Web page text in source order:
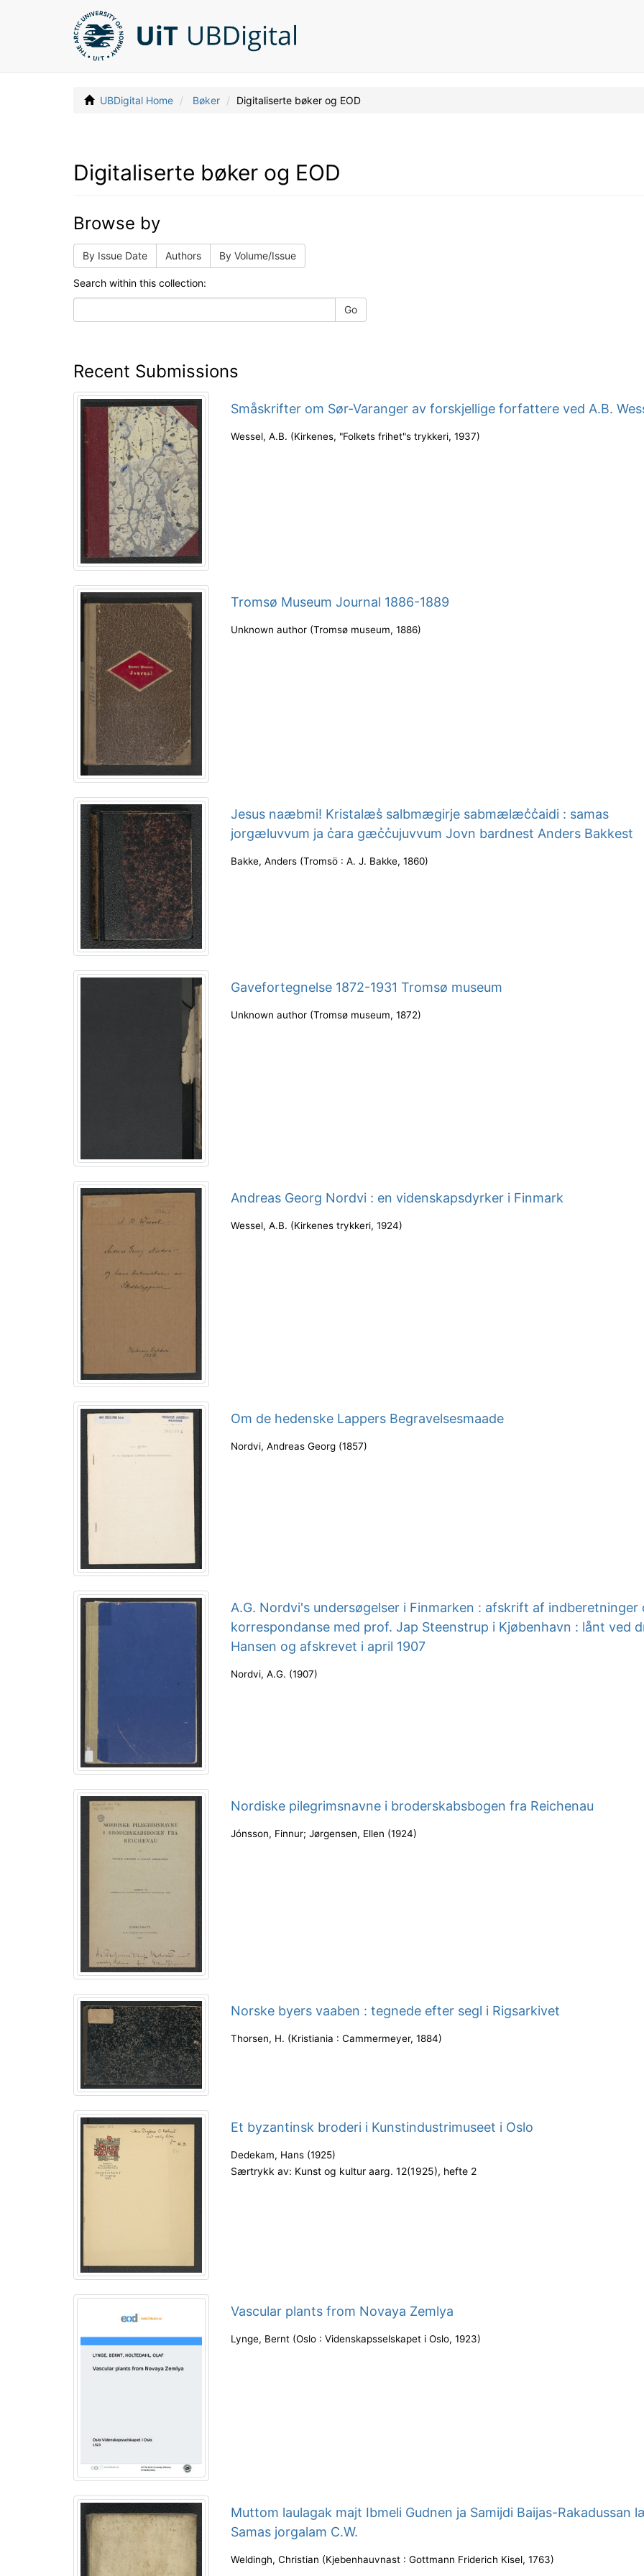
UBDigital Home Bøker Digitaliserte bøker og EOD
Digitaliserte bøker og EOD
Browse by
By Issue Date Authors By Volume/Issue
Search within this collection:
Go
Recent Submissions
Småskrifter om Sør-Varanger av forskjellige forfattere ved A.B.
Wessel, A.B. (Kirkenes, "Folkets frihet"s trykkeri,1937)
Tromsø Museum Journal 1886-1889
Unknown author (Tromsø museum,1886)
Jesus naæbmi! Kristalæs̉ salbmægirje sabmælæc̉c̉aidi : samas
jorgæluvvum ja c̉ara gæc̉c̉ujuvvum Jovn bardnest Anders Bakkest
Bakke, Anders (Tromsö : A. J. Bakke,1860)
Gavefortegnelse 1872-1931 Tromsø museum
Unknown author (Tromsø museum,1872)
Andreas Georg Nordvi : en videnskapsdyrker i Finmark
Wessel, A.B. (Kirkenes trykkeri,1924)
Om de hedenske Lappers Begravelsesmaade
Nordvi, Andreas Georg (1857)
A.G. Nordvi's undersøgelser i Finmarken : afskrift af indberetninger
korrespondanse med prof. Jap Steenstrup i Kjøbenhavn : lånt ved
Hansen og afskrevet i april 1907
Nordvi, A.G. (1907)
Nordiske pilegrimsnavne i broderskabsbogen fra Reichenau
Jónsson, Finnur;Jørgensen, Ellen (1924)
Norske byers vaaben : tegnede efter segl i Rigsarkivet
Thorsen, H. (Kristiania : Cammermeyer,1884)
Et byzantinsk broderi i Kunstindustrimuseet i Oslo
Dedekam, Hans (1925)
Særtrykk av: Kunst og kultur aarg. 12(1925), hefte 2
Vascular plants from Novaya Zemlya
Lynge, Bernt (Oslo : Videnskapsselskapet i Oslo,1923)
Muttom laulagak majt Ibmeli Gudnen ja Samijdi Baijas-Rakadussan
Samas jorgalam C.W.
Weldingh, Christian (Kjebenhauvnast : Gottmann Friderich Kisel,1763)